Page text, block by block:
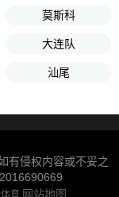
莫斯科
大连队
汕尾
有侵权内容或不妥之
网站地图